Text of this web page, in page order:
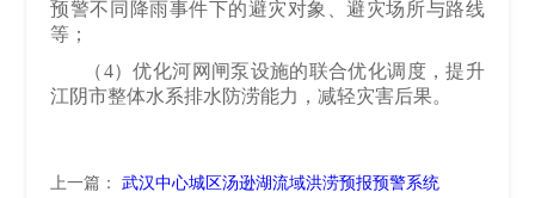
预警不同降雨事件下的避灾对象、避灾场所与路线
等；
（4）优化河网闸泵设施的联合优化调度，提升
江阴市整体水系排水防涝能力，减轻灾害后果。
上一篇：
武汉中心城区汤逊湖流域洪涝预报预警系统